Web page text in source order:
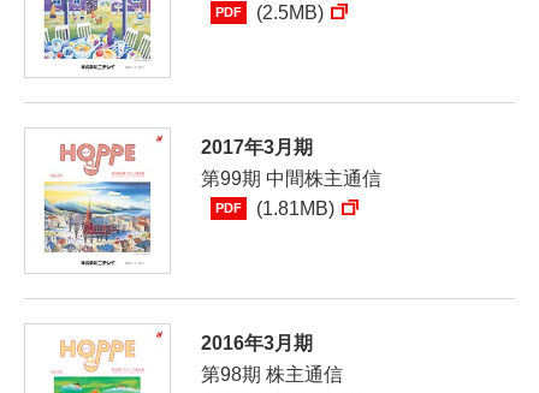
PDF (2.5MB)
2017年3月期
第99期 中間株主通信
PDF (1.81MB)
2016年3月期
第98期 株主通信